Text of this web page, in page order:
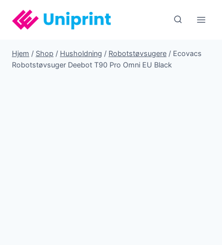
indhold
Hjem / Shop / Husholdning / Robotstøvsugere / Ecovacs
Robotstøvsuger Deebot T90 Pro Omni EU Black